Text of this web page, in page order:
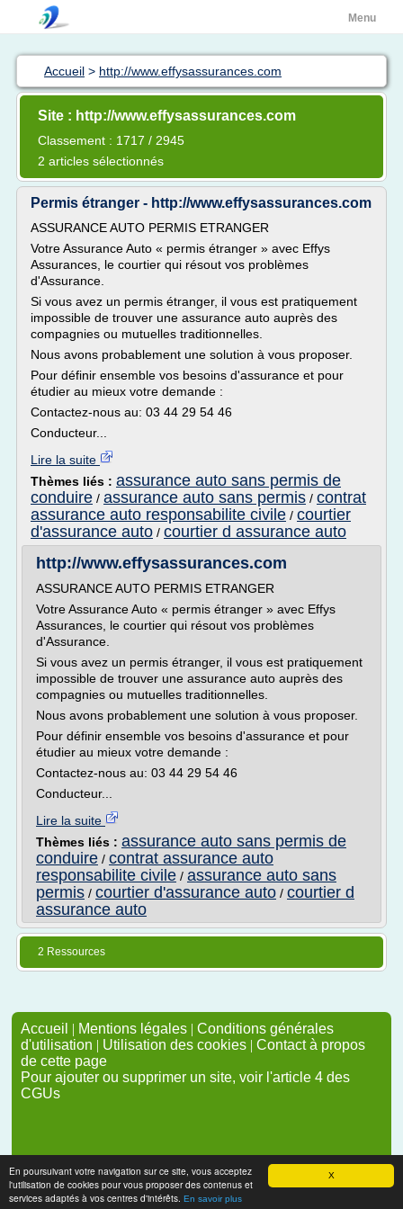
X
En poursuivant votre navigation sur ce site, vous acceptez
l'utilisation de cookies pour vous proposer des contenus et
services adaptés à vos centres d'intérêts. En savoir plus
Menu
Accueil > http://www.effysassurances.com
Site : http://www.effysassurances.com
Classement : 1717 / 2945
2 articles sélectionnés
Permis étranger - http://www.effysassurances.com
ASSURANCE AUTO PERMIS ETRANGER
Votre Assurance Auto « permis étranger » avec Effys
Assurances, le courtier qui résout vos problèmes
d'Assurance.
Si vous avez un permis étranger, il vous est pratiquement
impossible de trouver une assurance auto auprès des
compagnies ou mutuelles traditionnelles.
Nous avons probablement une solution à vous proposer.
Pour définir ensemble vos besoins d'assurance et pour
étudier au mieux votre demande :
Contactez-nous au: 03 44 29 54 46
Conducteur...
Lire la suite
Thèmes liés : assurance auto sans permis de
conduire / assurance auto sans permis / contrat
assurance auto responsabilite civile / courtier
d'assurance auto / courtier d assurance auto
http://www.effysassurances.com
ASSURANCE AUTO PERMIS ETRANGER
Votre Assurance Auto « permis étranger » avec Effys
Assurances, le courtier qui résout vos problèmes
d'Assurance.
Si vous avez un permis étranger, il vous est pratiquement
impossible de trouver une assurance auto auprès des
compagnies ou mutuelles traditionnelles.
Nous avons probablement une solution à vous proposer.
Pour définir ensemble vos besoins d'assurance et pour
étudier au mieux votre demande :
Contactez-nous au: 03 44 29 54 46
Conducteur...
Lire la suite
Thèmes liés : assurance auto sans permis de
conduire / contrat assurance auto
responsabilite civile / assurance auto sans
permis / courtier d'assurance auto / courtier d
assurance auto
2 Ressources
Accueil | Mentions légales | Conditions générales
d'utilisation | Utilisation des cookies | Contact à propos
de cette page
Pour ajouter ou supprimer un site, voir l'article 4 des
CGUs